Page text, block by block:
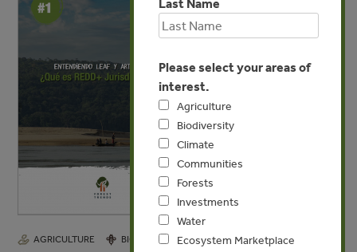
AGRICULTURE BIODIVERSITY
CLIMATE
Last Name
Please select your areas of
interest.
Agriculture
Biodiversity
Climate
Communities
Forests
Investments
Water
Ecosystem Marketplace